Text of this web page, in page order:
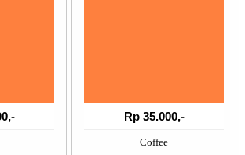
Rp 35.000,-
Coffee